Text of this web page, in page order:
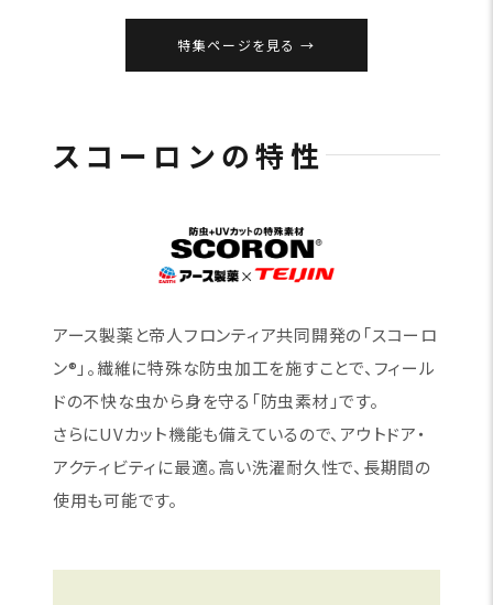
特集ページを見る
スコーロンの特性
アース製薬と帝人フロンティア共同開発の「スコーロ
ン®」。繊維に特殊な防虫加工を施すことで、フィール
ドの不快な虫から身を守る「防虫素材」です。
さらにUVカット機能も備えているので、アウトドア・
アクティビティに最適。高い洗濯耐久性で、長期間の
使用も可能です。